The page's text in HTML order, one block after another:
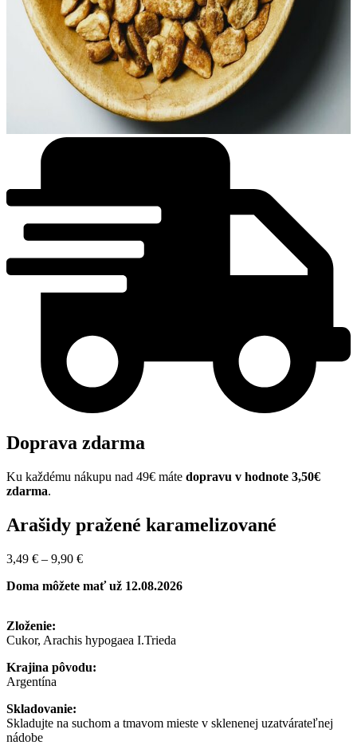
Doprava zdarma
Ku každému nákupu nad 49€ máte dopravu v hodnote 3,50€
zdarma.
Arašidy pražené karamelizované
3,49 € – 9,90 €Price
3,49 €
Doma môžete mať už 12.08.2026
Zloženie:
Cukor, Arachis hypogaea I.Trieda
Krajina pôvodu:
Argentína
Skladovanie:
Skladujte na suchom a tmavom mieste v sklenenej uzatvárateľnej
nádobe